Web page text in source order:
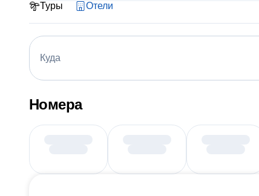
Туры Отели
Куда
Номера